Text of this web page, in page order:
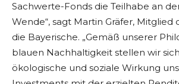
Sachwerte-Fonds die Teilhabe an
Wende“, sagt Martin Gräfer, Mitglied
die Bayerische. „Gemäß unserer
blauen Nachhaltigkeit stellen wir
ökologische und soziale Wirkung